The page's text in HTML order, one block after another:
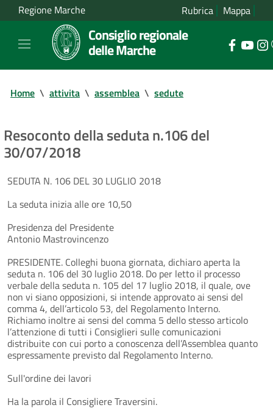
Regione Marche Rubrica Mappa
Consiglio regionale
delle Marche
Home \ attivita \ assemblea \ sedute
Resoconto della seduta n.106 del
30/07/2018
SEDUTA N. 106 DEL 30 LUGLIO 2018
La seduta inizia alle ore 10,50
Presidenza del Presidente
Antonio Mastrovincenzo
PRESIDENTE. Colleghi buona giornata, dichiaro aperta la
seduta n. 106 del 30 luglio 2018. Do per letto il processo
verbale della seduta n. 105 del 17 luglio 2018, il quale, ove
non vi siano opposizioni, si intende approvato ai sensi del
comma 4, dell’articolo 53, del Regolamento Interno.
Richiamo inoltre ai sensi del comma 5 dello stesso articolo
l’attenzione di tutti i Consiglieri sulle comunicazioni
distribuite con cui porto a conoscenza dell’Assemblea quanto
espressamente previsto dal Regolamento Interno.
Sull'ordine dei lavori
Ha la parola il Consigliere Traversini.